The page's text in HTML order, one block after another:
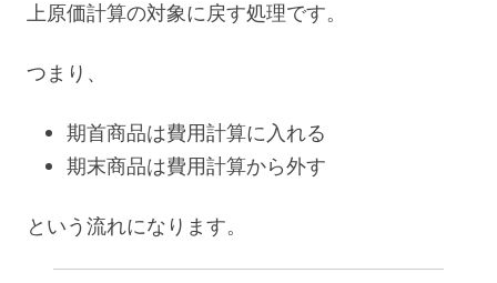
上原価計算の対象に戻す処理です。
つまり、
期首商品は費用計算に入れる
期末商品は費用計算から外す
という流れになります。